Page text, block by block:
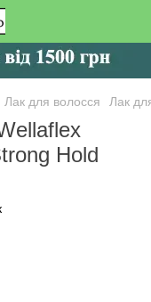
Лак для волосся Лак
Hold